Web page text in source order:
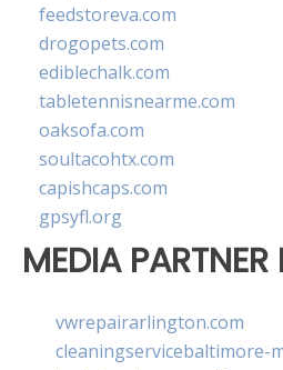
feedstoreva.com
drogopets.com
ediblechalk.com
tabletennisnearme.com
oaksofa.com
soultacohtx.com
capishcaps.com
gpsyfl.org
MEDIA PARTNER
vwrepairarlington.com
cleaningservicebaltimore-